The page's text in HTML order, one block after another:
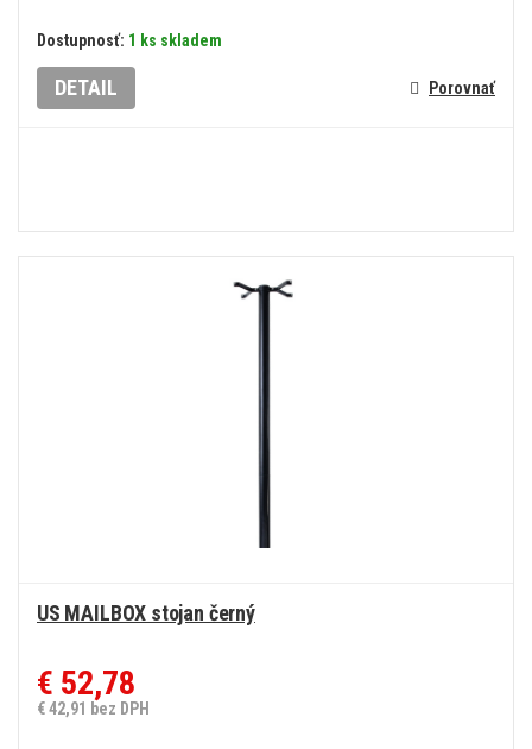
Dostupnosť: 1 ks skladem
DETAIL Porovnať
US MAILBOX stojan černý
€ 52,78
€ 42,91 bez DPH